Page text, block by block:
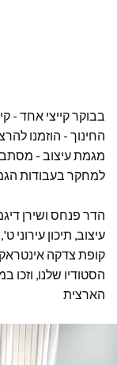
בבוקר קייצי אחד -
החינוך - הוזמנו
מגמת עיצוב -
למחקר בעבודות
הדר פנחס ושירן
עיצוב, תיכון עירוני
קופת צדקה
הסטודיו שלנו,
הארצית